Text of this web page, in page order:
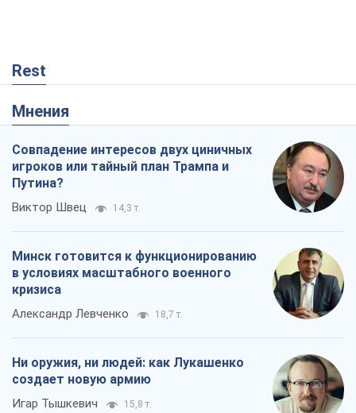
Rest
Мнения
Совпадение интересов двух циничных
игроков или тайный план Трампа и
Путина?
Виктор Швец 14,3 т.
Минск готовится к функционированию
в условиях масштабного военного
кризиса
Александр Левченко 18,7 т.
Ни оружия, ни людей: как Лукашенко
создает новую армию
Игар Тышкевич 15,8 т.